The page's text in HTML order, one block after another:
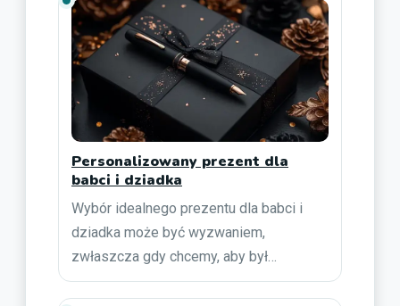
Personalizowany prezent dla
babci i dziadka
Wybór idealnego prezentu dla babci i
dziadka może być wyzwaniem,
zwłaszcza gdy chcemy, aby był…